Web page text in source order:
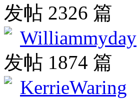
发帖 2326 篇
Williammyday
发帖 1874 篇
KerrieWaring